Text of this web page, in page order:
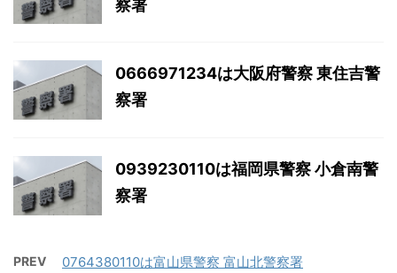
察署
0666971234は大阪府警察 東住吉警
察署
0939230110は福岡県警察 小倉南警
察署
PREV 0764380110は富山県警察 富山北警察署